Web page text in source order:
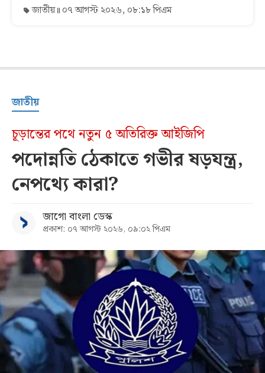
জাতীয় ০৭ আগস্ট ২০২৬, ০৮:১৮ পিএম
জাতীয়
চূড়ান্তের পথে নতুন ৫ অতিরিক্ত আইজিপি
পদোন্নতি ঠেকাতে গভীর ষড়যন্ত্র,
নেপথ্যে কারা?
জাগো বাংলা ডেস্ক
প্রকাশ: ০৭ আগস্ট ২০২৬, ০৯:০২ পিএম